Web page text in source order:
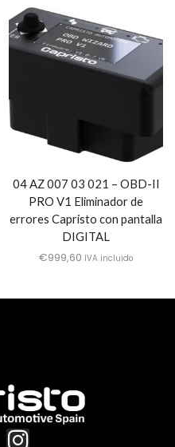
04 AZ 007 03 021 – OBD-II
PRO V1 Eliminador de
errores Capristo con pantalla
DIGITAL
€999,60 IVA incluido